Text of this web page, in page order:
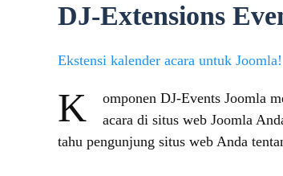
DJ-Extensions
Ekstensi kalender acara untuk Joomla!
K
omponen DJ-Events Joomla
acara di situs web Joomla
tahu pengunjung situs web Anda